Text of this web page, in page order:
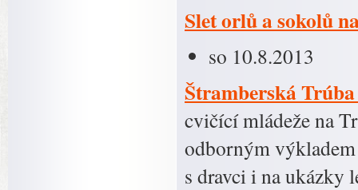
Slet orlů a sokolů
so 10.8.2013
Štramberská
cvičící mládeže na
odborným
s dravci i na